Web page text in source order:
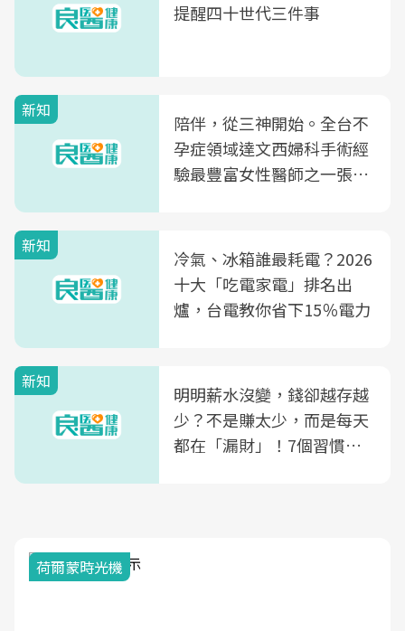
提醒四十世代三件事
新知
陪伴，從三神開始。全台不
孕症領域達文西婦科手術經
驗最豐富女性醫師之一張永
光田醫院建構360度女性健
康照護生態圈
新知
冷氣、冰箱誰最耗電？2026
十大「吃電家電」排名出
爐，台電教你省下15％電力
新知
明明薪水沒變，錢卻越存越
少？不是賺太少，而是每天
都在「漏財」！7個習慣一
荷爾蒙時光機